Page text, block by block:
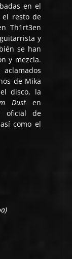
en el
el resto de
Th1rt3en
y
se han
y mezcla.
de Mika
disco, la
Dusten
oficial de
como el